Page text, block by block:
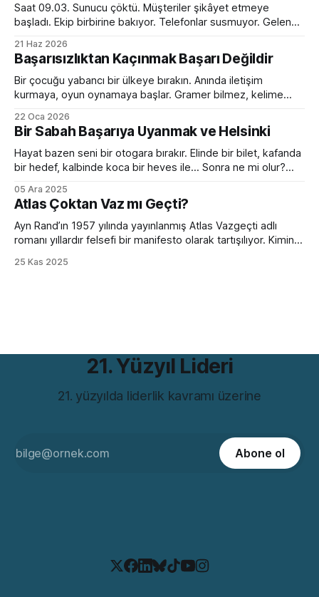
Saat 09.03. Sunucu çöktü. Müşteriler şikâyet etmeye
başladı. Ekip birbirine bakıyor. Telefonlar susmuyor. Gelen
toplantı odasında ilginç bir dönüşüm yaşanıyor. Normalde
sakin olan yönetici sesini yükseltiyor. Empatik ve sakin ekip
lideri bir anda diktatöre dönüşüyor. Her fikre açık olan
21 Haz 2026
Başarısızlıktan Kaçınmak Başarı Değildir
Bir çocuğu yabancı bir ülkeye bırakın. Anında iletişim
kurmaya, oyun oynamaya başlar. Gramer bilmez, kelime
kurar. Ama devam eder. Birkaç ay sonra da sanki hep
oradaymış gibi sohbet etmeye başlar. Peki bir yetişkini aynı
ortama bırakırsanız? Kelimeleri, kuralları, zaman çekimlerini
bilse de
22 Oca 2026
Bir Sabah Başarıya Uyanmak ve Helsinki
Hayat bazen seni bir otogara bırakır. Elinde bir bilet, kafanda
bir hedef, kalbinde koca bir heves ile... Sonra ne mi olur?
filmlerde olur. Hollywood sıkıcı hazırlık sürecini hızlıca
geçiverir. Kahramanımız birkaç mekik, 2 şınav, 3-4 mekik,
birazcık da ter sonrası
05 Ara 2025
Atlas Çoktan Vaz mı Geçti?
Ayn Rand’ın 1957 yılında yayınlanmış Atlas Vazgeçti adlı
romanı yıllardır felsefi bir manifesto olarak tartışılıyor. Kimine
Ama bütün bu tartışmaların ötesinde, romanın bugünün iş
25 Kas 2025
21. Yüzyıl Lideri
21. yüzyılda liderlik kavramı üzerine
Abone ol